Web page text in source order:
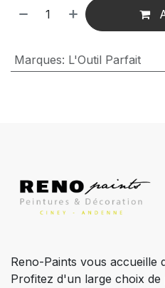
Marques: L'Outil Parfait
Reno-Paints vous accueille
Profitez d'un large choix de